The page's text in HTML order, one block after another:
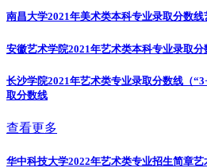
南昌大学2021年美术类本科专业录取分数线
安徽艺术学院2021年艺术类本科专业录取分
长沙学院2021年艺术类专业录取分数线（
取分数线
查看更多
华中科技大学2022年艺术类专业招生简章艺